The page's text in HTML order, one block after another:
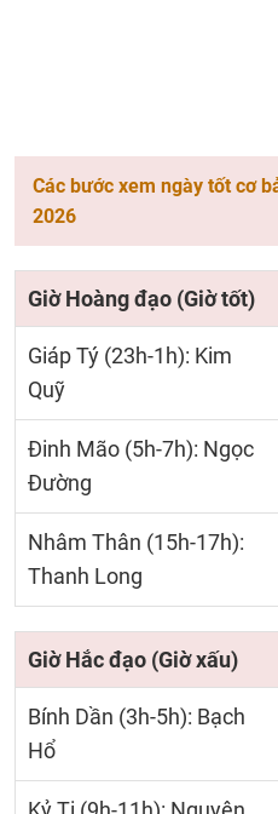
Các bước xem ngày tốt cơ
2026
Giờ Hoàng đạo (Giờ tốt)
Giáp Tý (23h-1h): Kim
Quỹ
Đinh Mão (5h-7h): Ngọc
Đường
Nhâm Thân (15h-17h):
Thanh Long
Giờ Hắc đạo (Giờ xấu)
Bính Dần (3h-5h): Bạch
Hổ